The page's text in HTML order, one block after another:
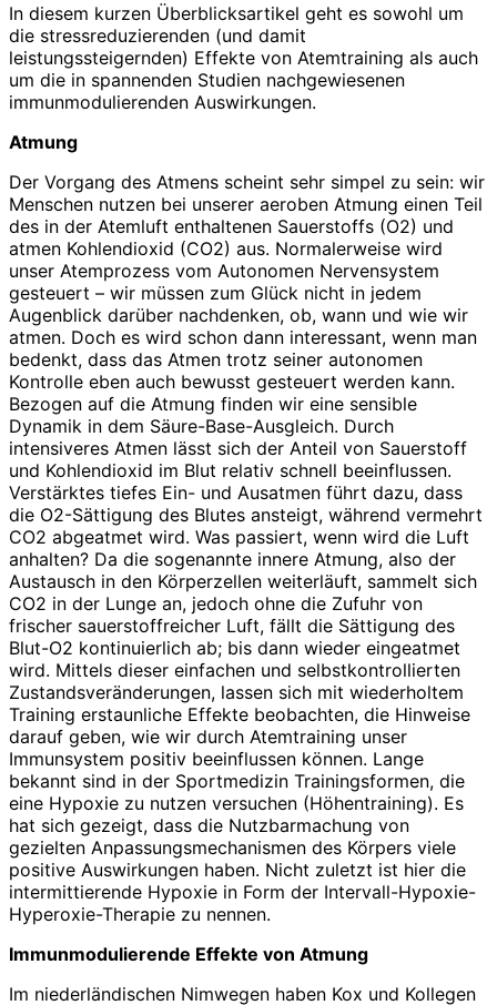
In diesem kurzen Überblicksartikel geht es sowohl um
die stressreduzierenden (und damit
leistungssteigernden) Effekte von Atemtraining als auch
um die in spannenden Studien nachgewiesenen
immunmodulierenden Auswirkungen.
Atmung
Der Vorgang des Atmens scheint sehr simpel zu sein: wir
Menschen nutzen bei unserer aeroben Atmung einen Teil
des in der Atemluft enthaltenen Sauerstoffs (O2) und
atmen Kohlendioxid (CO2) aus. Normalerweise wird
unser Atemprozess vom Autonomen Nervensystem
gesteuert – wir müssen zum Glück nicht in jedem
Augenblick darüber nachdenken, ob, wann und wie wir
atmen. Doch es wird schon dann interessant, wenn man
bedenkt, dass das Atmen trotz seiner autonomen
Kontrolle eben auch bewusst gesteuert werden kann.
Bezogen auf die Atmung finden wir eine sensible
Dynamik in dem Säure-Base-Ausgleich. Durch
intensiveres Atmen lässt sich der Anteil von Sauerstoff
und Kohlendioxid im Blut relativ schnell beeinflussen.
Verstärktes tiefes Ein- und Ausatmen führt dazu, dass
die O2-Sättigung des Blutes ansteigt, während vermehrt
CO2 abgeatmet wird. Was passiert, wenn wird die Luft
anhalten? Da die sogenannte innere Atmung, also der
Austausch in den Körperzellen weiterläuft, sammelt sich
CO2 in der Lunge an, jedoch ohne die Zufuhr von
frischer sauerstoffreicher Luft, fällt die Sättigung des
Blut-O2 kontinuierlich ab; bis dann wieder eingeatmet
wird. Mittels dieser einfachen und selbstkontrollierten
Zustandsveränderungen, lassen sich mit wiederholtem
Training erstaunliche Effekte beobachten, die Hinweise
darauf geben, wie wir durch Atemtraining unser
Immunsystem positiv beeinflussen können. Lange
bekannt sind in der Sportmedizin Trainingsformen, die
eine Hypoxie zu nutzen versuchen (Höhentraining). Es
hat sich gezeigt, dass die Nutzbarmachung von
gezielten Anpassungsmechanismen des Körpers viele
positive Auswirkungen haben. Nicht zuletzt ist hier die
intermittierende Hypoxie in Form der Intervall-Hypoxie-
Hyperoxie-Therapie zu nennen.
Immunmodulierende Effekte von Atmung
Im niederländischen Nimwegen haben Kox und Kollegen